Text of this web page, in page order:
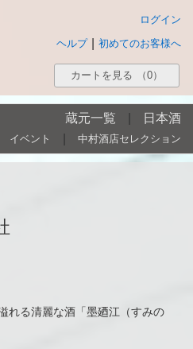
ログイン
初めてのお客様へ
ヘルプ
カートを見る （0）
蔵元一覧 日本酒
イベント 中村酒店セレクション
れる清麗な酒「墨廼江（すみの